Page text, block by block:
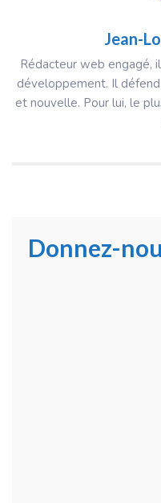
Jean-
Rédacteur web engagé,
développement. Il
et nouvelle. Pour lui, le
Donnez-